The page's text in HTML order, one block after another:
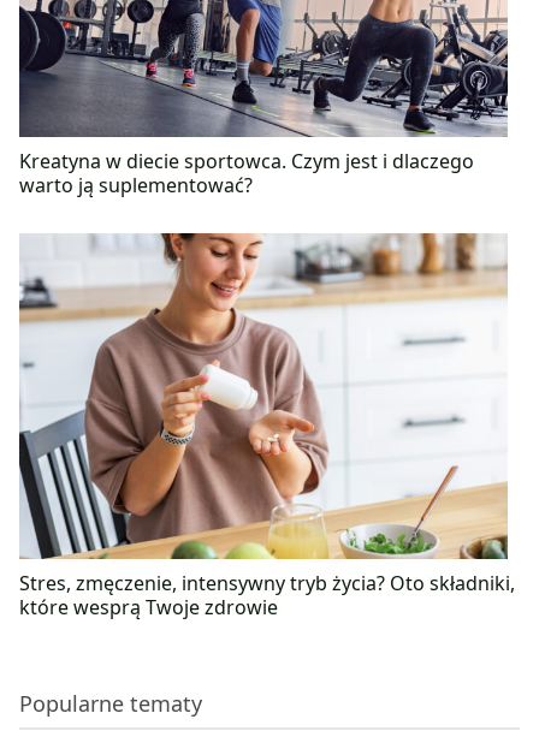
Kreatyna w diecie sportowca. Czym jest i dlaczego
warto ją suplementować?
Stres, zmęczenie, intensywny tryb życia? Oto składniki,
które wesprą Twoje zdrowie
Popularne tematy